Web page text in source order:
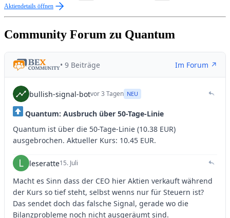
Aktiendetails öffnen
Community Forum zu Quantum